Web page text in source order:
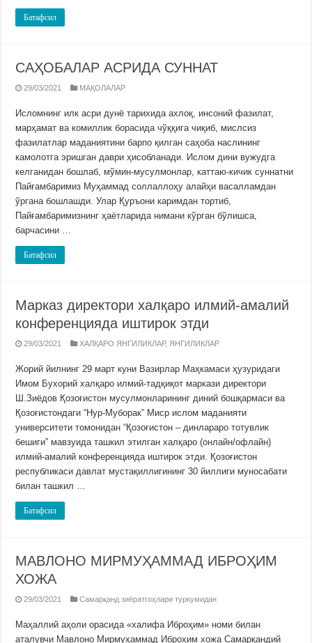
Батафсил
САҲОБАЛАР АСРИДА СУННАТ
29/03/2021 МАҚОЛАЛАР
Исломнинг илк асри дунё тарихида ахлоқ, инсоний фазилат,
марҳамат ва комиллик борасида чўққига чиқиб, мислсиз
фазилатлар маданиятини барпо қилган саҳоба наслининг
камолотга эришган даври ҳисобланади. Ислом дини вужудга
келганидан бошлаб, мўмин-мусулмонлар, каттаю-кичик суннатни
Пайғамбаримиз Муҳаммад соллаллоҳу алайҳи васалламдан
ўргана бошлашди. Улар Қуръони каримдан тортиб,
Пайғамбаримизнинг ҳаётларида нимани кўрган бўлишса,
барчасини …
Батафсил
Марказ директори халқаро илмий-амалий
конференцияда иштирок этди
29/03/2021 ХАЛҚАРО ЯНГИЛИКЛАР, ЯНГИЛИКЛАР
Жорий йилнинг 29 март куни Вазирлар Маҳкамаси ҳузуридаги
Имом Бухорий халқаро илмий-тадқиқот маркази директори
Ш.Зиёдов Қозоғистон мусулмонларининг диний бошқармаси ва
Қозоғистондаги “Нур-Муборак” Миср ислом маданияти
унивeрситeти томонидан “Қозоғистон – динлараро тотувлик
бешиги” мавзуида ташкил этилган халқаро (онлайн/офлайн)
илмий-амалий конференцияда иштирок этди. Қозоғистон
республикаси давлат мустақиллигининг 30 йиллиги муносабати
билан ташкил …
Батафсил
МАВЛОНО МИРМУҲАММАД ИБРОҲИМ
ХОЖА
29/03/2021 Самарқанд зиёратгоҳлари туркумидан
Маҳаллий аҳоли орасида «халифа Иброҳим» номи билан
аталувчи Мавлоно Мирмуҳаммад Иброҳим хожа Самарқандий